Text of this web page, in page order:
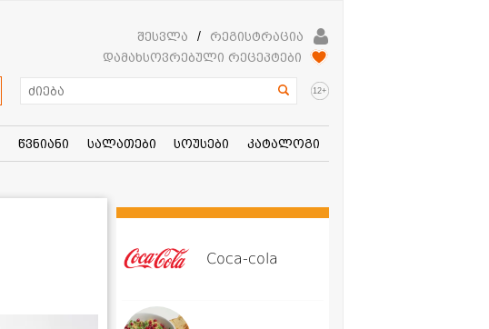
შესვლა /
რეგისტრაცია
დამახსოვრებული რეცეპტები
12+
წვნიანი სალათები სოუსები კატალოგი
Coca-cola